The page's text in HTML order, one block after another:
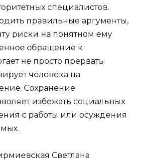
специалистов.
правильные аргументы,
риски на понятном ему
обращение к
не просто прервать
человека на
Сохранение
избежать социальных
с работы или осуждения
Светлана